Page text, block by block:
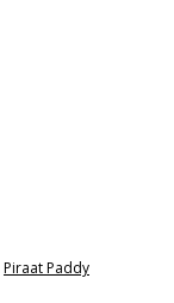
Piraat Paddy